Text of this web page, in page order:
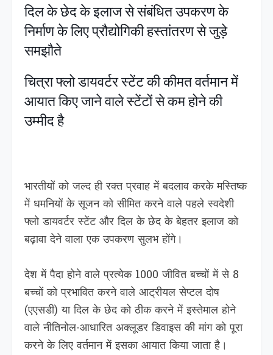
दिल के छेद के इलाज से संबंधित उपकरण के
निर्माण के लिए प्रौद्योगिकी हस्तांतरण से जुड़े
समझौते
चित्रा फ्लो डायवर्टर स्टेंट की कीमत वर्तमान में
आयात किए जाने वाले स्टेंटों से कम होने की
उम्मीद है
भारतीयों को जल्द ही रक्त प्रवाह में बदलाव करके मस्तिष्क
में धमनियों के सूजन को सीमित करने वाले पहले स्वदेशी
फ्लो डायवर्टर स्टेंट और दिल के छेद के बेहतर इलाज को
बढ़ावा देने वाला एक उपकरण सुलभ होंगे।
देश में पैदा होने वाले प्रत्येक 1000 जीवित बच्चों में से 8
बच्चों को प्रभावित करने वाले आट्रीयल सेप्टल दोष
(एएसडी) या दिल के छेद को ठीक करने में इस्तेमाल होने
वाले नीतिनोल-आधारित अक्लूडर डिवाइस की मांग को पूरा
करने के लिए वर्तमान में इसका आयात किया जाता है।